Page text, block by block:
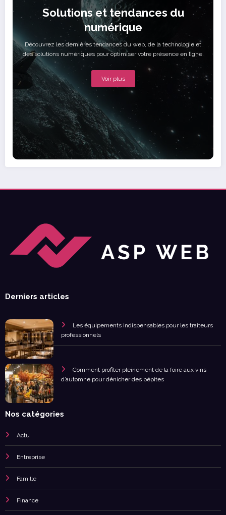
Solutions et tendances du
numérique
Découvrez les dernières tendances du web, de la technologie et
des solutions numériques pour optimiser votre présence en ligne.
Voir plus
Derniers articles
Les équipements indispensables pour les traiteurs
professionnels
Comment profiter pleinement de la foire aux vins
d’automne pour dénicher des pépites
Nos catégories
Actu
Entreprise
Famille
Finance